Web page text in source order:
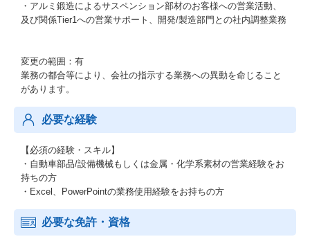
・アルミ鍛造によるサスペンション部材のお客様への営業活動、
及び関係Tier1への営業サポート、開発/製造部門との社内調整業務
変更の範囲：有
業務の都合等により、会社の指示する業務への異動を命じること
があります。
必要な経験
【必須の経験・スキル】
・自動車部品/設備機械もしくは金属・化学系素材の営業経験をお
持ちの方
・Excel、PowerPointの業務使用経験をお持ちの方
必要な免許・資格